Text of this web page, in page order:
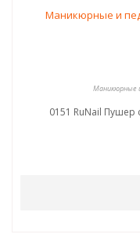
Маникюрные
0151 RuNail Пушер